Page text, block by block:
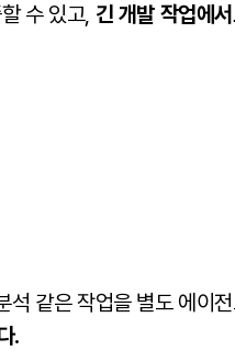
수 있고, 긴 개발 작업에
석 같은 작업을 별도 에이
.